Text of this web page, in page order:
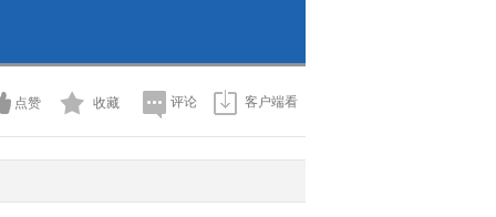
点赞 收藏 评论 客户端看